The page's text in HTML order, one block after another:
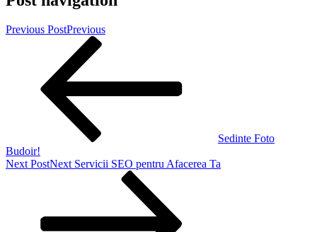
Previous PostPrevious
Sedinte Foto
Budoir!
Next PostNext Servicii SEO pentru Afacerea Ta